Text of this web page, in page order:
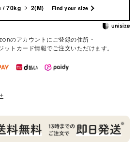
/ 70kg 2(M) Find your size
のアカウントにご登録の住所・
ットカード情報でご注文いただけます。